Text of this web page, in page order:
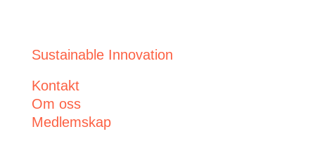
Sustainable Innovation
Kontakt
Om oss
Medlemskap